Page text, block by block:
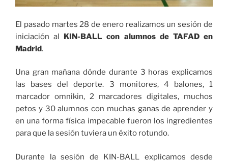
El pasado martes 28 de enero realizamos un sesión de
iniciación al KIN-BALL con alumnos de TAFAD en
Madrid.
Una gran mañana dónde durante 3 horas explicamos
las bases del deporte. 3 monitores, 4 balones, 1
marcador omnikin, 2 marcadores digitales, muchos
petos y 30 alumnos con muchas ganas de aprender y
en una forma física impecable fueron los ingredientes
para que la sesión tuviera un éxito rotundo.
Durante la sesión de KIN-BALL explicamos desde